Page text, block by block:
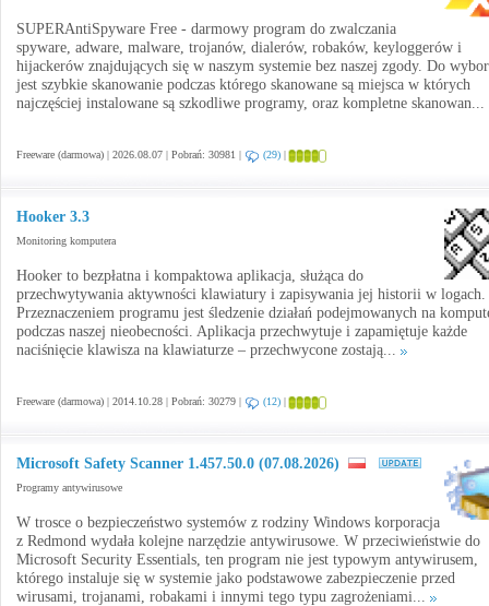
SUPERAntiSpyware Free - darmowy program do zwalczania
spyware, adware, malware, trojanów, dialerów, robaków, keyloggerów i
hijackerów znajdujących się w naszym systemie bez naszej zgody. Do
jest szybkie skanowanie podczas którego skanowane są miejsca w których
najczęściej instalowane są szkodliwe programy, oraz kompletne skanowan...
Freeware (darmowa) | 2026.08.07 | Pobrań: 30981 | (29) |
Hooker 3.3
Monitoring komputera
Hooker to bezpłatna i kompaktowa aplikacja, służąca do
przechwytywania aktywności klawiatury i zapisywania jej historii w logach.
Przeznaczeniem programu jest śledzenie działań podejmowanych na
podczas naszej nieobecności. Aplikacja przechwytuje i zapamiętuje każde
naciśnięcie klawisza na klawiaturze – przechwycone zostają...
Freeware (darmowa) | 2014.10.28 | Pobrań: 30279 | (12) |
Microsoft Safety Scanner 1.457.50.0 (07.08.2026)
Programy antywirusowe
W trosce o bezpieczeństwo systemów z rodziny Windows korporacja
z Redmond wydała kolejne narzędzie antywirusowe. W przeciwieństwie do
Microsoft Security Essentials, ten program nie jest typowym antywirusem,
którego instaluje się w systemie jako podstawowe zabezpieczenie przed
wirusami, trojanami, robakami i innymi tego typu zagrożeniami...